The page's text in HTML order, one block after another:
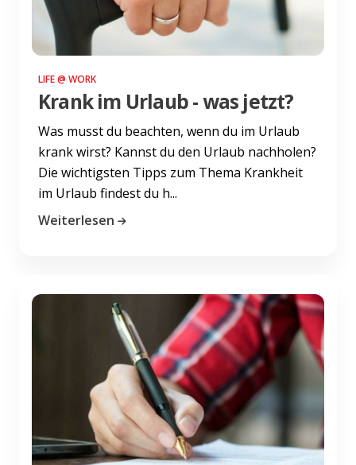
LIFE @ WORK
Krank im Urlaub - was jetzt?
Was musst du beachten, wenn du im Urlaub
krank wirst? Kannst du den Urlaub nachholen?
Die wichtigsten Tipps zum Thema Krankheit
im Urlaub findest du h...
Weiterlesen